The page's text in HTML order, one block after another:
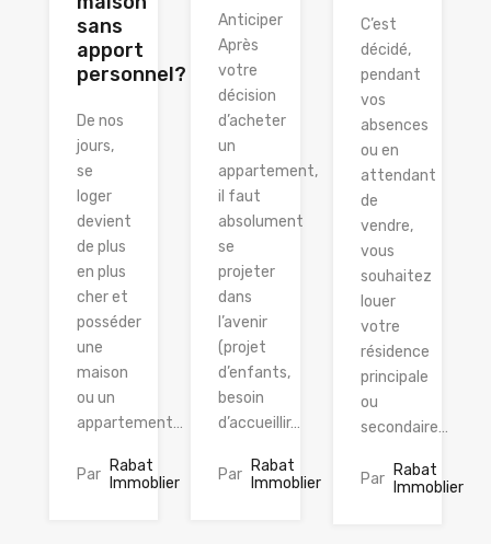
sans
apport
personnel?
De nos
jours,
se
loger
devient
de plus
en plus
cher et
posséder
une
maison
ou un
appartement…
Par Rabat
Immoblier
Anticiper
Après
votre
décision
d’acheter
un
appartement,
il faut
absolument
se
projeter
dans
l’avenir
(projet
d’enfants,
besoin
d’accueillir…
Par Rabat
Immoblier
C’est
décidé,
pendant
vos
absences
ou en
attendant
de
vendre,
vous
souhaitez
louer
votre
résidence
principale
ou
secondaire…
Par
Rabat
Immoblier